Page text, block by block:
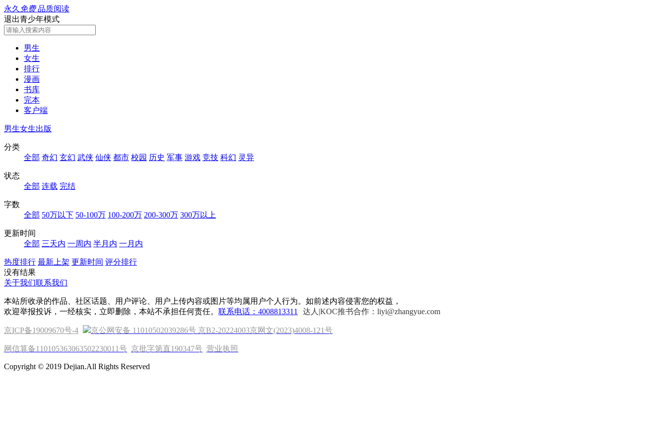
永久 免费品质阅读
退出青少年模式
男生
女生
排行
漫画
书库
完本
客户端
男生女生出版
分类
全部 奇幻 玄幻 武侠 仙侠 都市 校园 历史 军事 游戏 竞技 科幻 灵异
状态
全部 连载 完结
字数
全部 50万以下 50-100万 100-200万 200-300万 300万以上
更新时间
全部 三天内 一周内 半月内 一月内
热度排行 最新上架 更新时间 评分排行
没有结果
关于我们联系我们
本站所收录的作品、社区话题、用户评论、用户上传内容或图片等均属用户个人行为。如前述内容侵害您的权益，
欢迎举报投诉，一经核实，立即删除，本站不承担任何责任。 联系电话：4008813311 达人|KOC推书合作：liyi@zhangyue.com
京ICP备19009670号-4 京公网安备 11010502039286号 京B2-20224003京网文(2023)4008-121号
网信算备110105363063502230011号 京批字第直190347号 营业执照
Copyright © 2019 Dejian.All Rights Reserved